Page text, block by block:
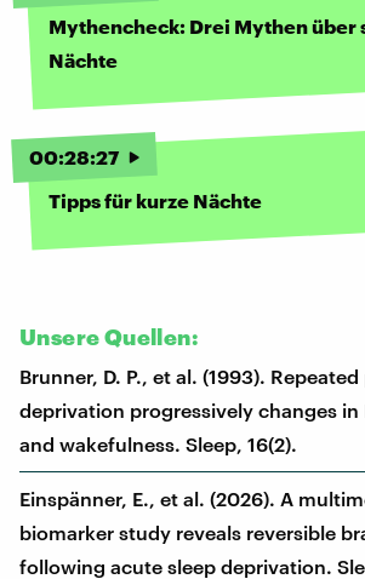
Mythencheck: Drei Mythen über
Nächte
00:28:27
Tipps für kurze Nächte
Unsere Quellen:
Brunner, D. P., et al. (1993).
deprivation progressively changes in
and wakefulness. Sleep, 16(2).
Einspänner, E., et al. (2026). A
biomarker study reveals reversible
following acute sleep deprivation.